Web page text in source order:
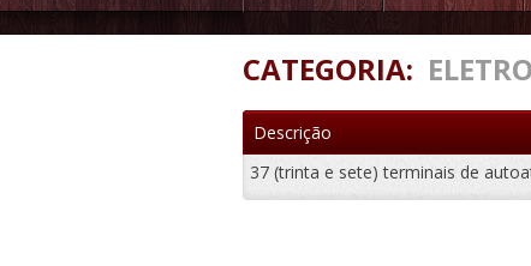
CATEGORIA:
Descrição
37 (trinta e sete) terminais de